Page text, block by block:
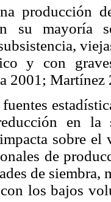
producción
su mayoría
y con
2001; Martínez
en la
sobre
de
de
los bajos